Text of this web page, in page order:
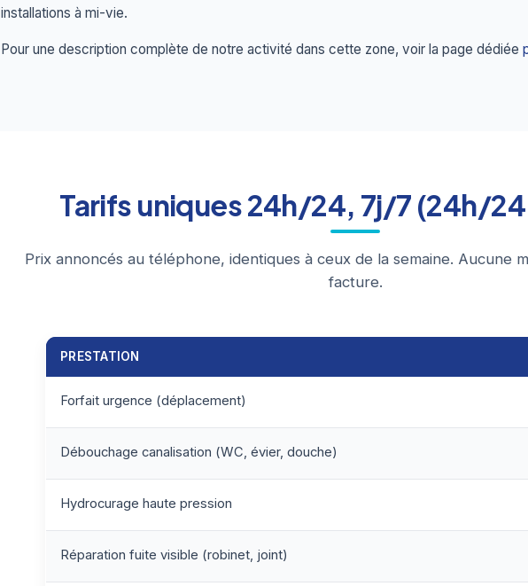
installations à mi-vie.
Pour une description complète de notre activité dans cette zone, voir la page dédiée
Tarifs uniques 24h/24, 7j/7 (24h/
Prix annoncés au téléphone, identiques à ceux de la semaine. Aucune
facture.
PRESTATION
Forfait urgence (déplacement)
Débouchage canalisation (WC, évier, douche)
Hydrocurage haute pression
Réparation fuite visible (robinet, joint)